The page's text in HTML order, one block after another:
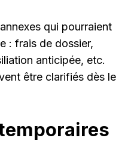
qui pourraient
: frais de dossier,
anticipée, etc.
être clarifiés dès le